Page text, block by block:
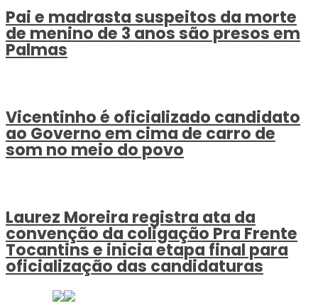
Pai e madrasta suspeitos da morte
de menino de 3 anos são presos em
Palmas
Vicentinho é oficializado candidato
ao Governo em cima de carro de
som no meio do povo
Laurez Moreira registra ata da
convenção da coligação Pra Frente
Tocantins e inicia etapa final para
oficialização das candidaturas